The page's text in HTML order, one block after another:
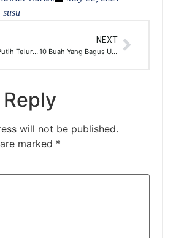
susu
Perbedaan Putih Telur Dan Kuning Telur
NEXT
10 Buah Yang Bagus Untuk Diet Sehat
will not be published.
marked *